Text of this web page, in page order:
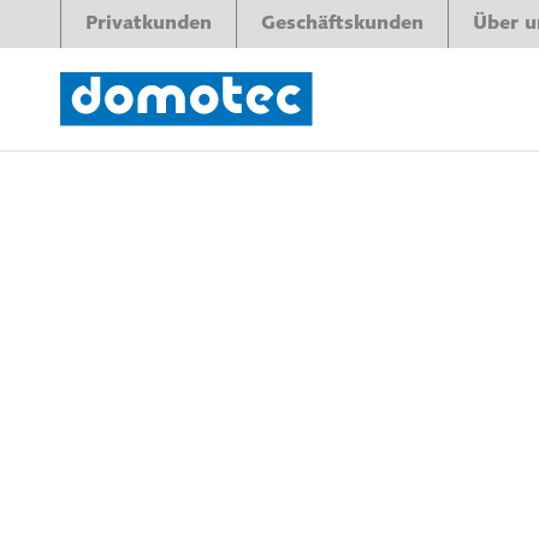
Privatkunden Geschäftskunden Über